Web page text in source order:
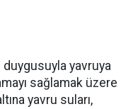
yavruya
sağlamak üzere
yavru suları,